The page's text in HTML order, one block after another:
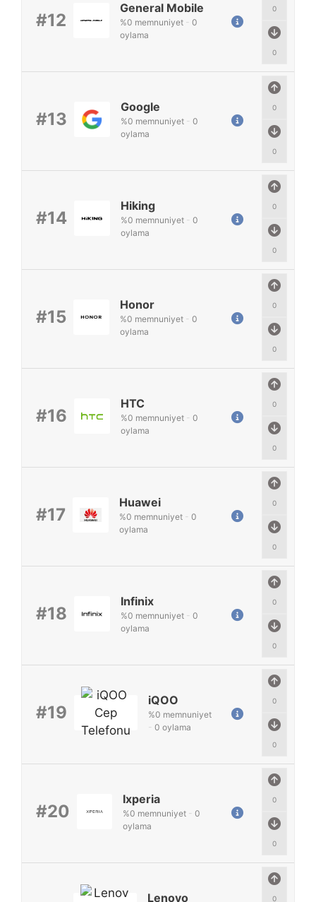
#12
0
0
General Mobile
%0 memnuniyet - 0
oylama
#13
0
0
Google
%0 memnuniyet - 0
oylama
#14
0
0
Hiking
%0 memnuniyet - 0
oylama
#15
0
0
Honor
%0 memnuniyet - 0
oylama
#16
0
0
HTC
%0 memnuniyet - 0
oylama
#17
0
0
Huawei
%0 memnuniyet - 0
oylama
#18
0
0
Infinix
%0 memnuniyet - 0
oylama
#19
0
0
iQOO
%0 memnuniyet
- 0 oylama
#20
0
0
Ixperia
%0 memnuniyet - 0
oylama
0
Lenovo